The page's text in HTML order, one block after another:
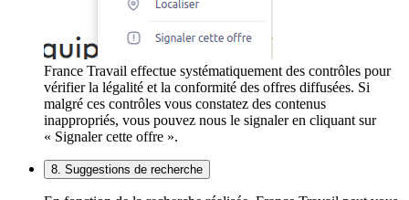
France Travail effectue systématiquement des contrôles pour
vérifier la légalité et la conformité des offres diffusées. Si
malgré ces contrôles vous constatez des contenus
inappropriés, vous pouvez nous le signaler en cliquant sur
« Signaler cette offre ».
8. Suggestions de recherche